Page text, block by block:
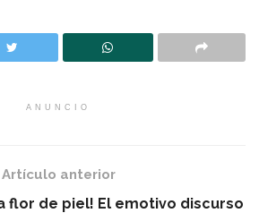
ANUNCIO
Artículo anterior
flor de piel! El emotivo discurso